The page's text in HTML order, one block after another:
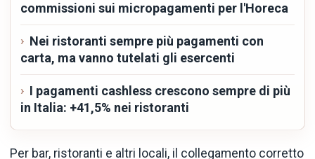
commissioni sui micropagamenti per l'Horeca
Nei ristoranti sempre più pagamenti con
carta, ma vanno tutelati gli esercenti
I pagamenti cashless crescono sempre di più
in Italia: +41,5% nei ristoranti
Per bar, ristoranti e altri locali, il collegamento corretto